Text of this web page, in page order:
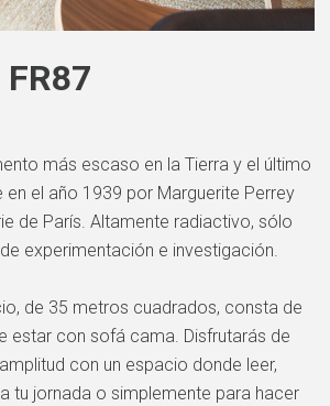
FR87
más escaso en la Tierra y el último
en el año 1939 por Marguerite Perrey
de París. Altamente radiactivo, sólo
experimentación e investigación.
de 35 metros cuadrados, consta de
estar con sofá cama. Disfrutarás de
con un espacio donde leer,
tu jornada o simplemente para hacer